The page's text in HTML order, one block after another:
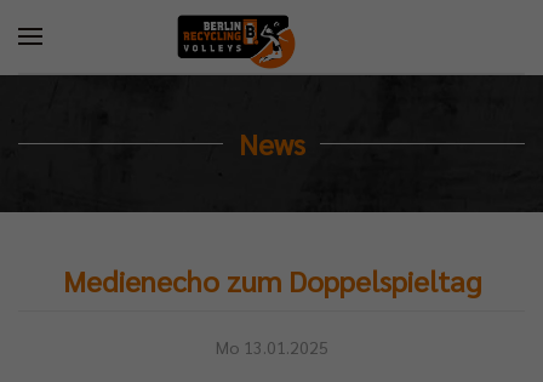
News
Medienecho zum Doppelspieltag
Mo 13.01.2025